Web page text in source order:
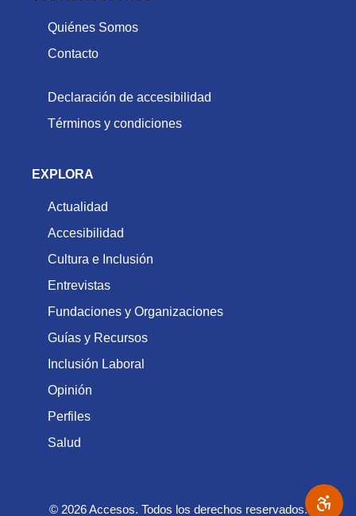
Quiénes Somos
Contacto
Declaración de accesibilidad
Términos y condiciones
EXPLORA
Actualidad
Accesibilidad
Cultura e Inclusión
Entrevistas
Fundaciones y Organizaciones
Guías y Recursos
Inclusión Laboral
Opinión
Perfiles
Salud
© 2026 Accesos. Todos los derechos reservados.